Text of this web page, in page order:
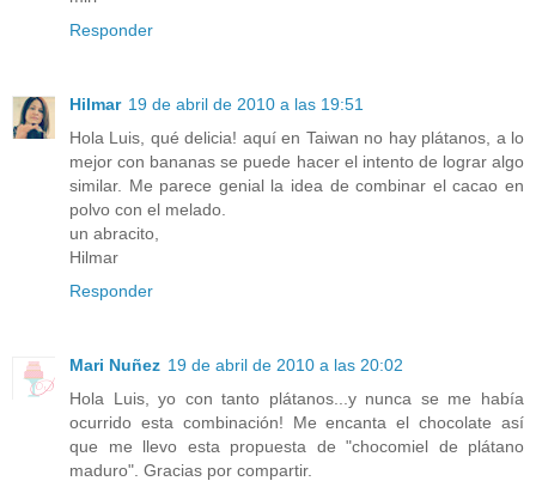
Responder
Hilmar 19 de abril de 2010 a las 19:51
Hola Luis, qué delicia! aquí en Taiwan no hay plátanos, a lo
mejor con bananas se puede hacer el intento de lograr algo
similar. Me parece genial la idea de combinar el cacao en
polvo con el melado.
un abracito,
Hilmar
Responder
Mari Nuñez 19 de abril de 2010 a las 20:02
Hola Luis, yo con tanto plátanos...y nunca se me había
ocurrido esta combinación! Me encanta el chocolate así
que me llevo esta propuesta de "chocomiel de plátano
maduro". Gracias por compartir.